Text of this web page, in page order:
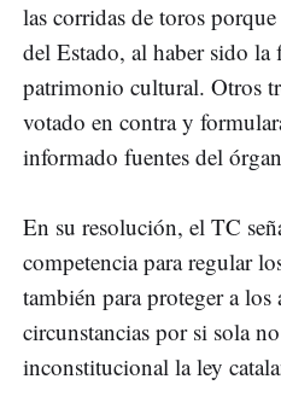
las corridas de toros
del Estado, al haber sido la
patrimonio cultural. Otros
votado en contra y
informado fuentes del
En su resolución, el TC
competencia para regular
también para proteger a
circunstancias por si sola
inconstitucional la ley